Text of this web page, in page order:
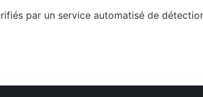
par un service automatisé de